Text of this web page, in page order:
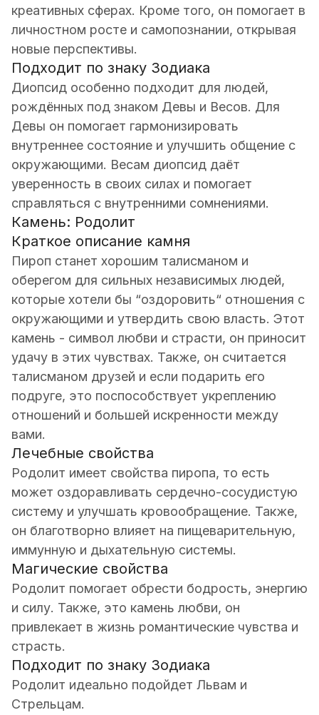
креативных сферах. Кроме того, он помогает в
личностном росте и самопознании, открывая
новые перспективы.
Подходит по знаку Зодиака
Диопсид особенно подходит для людей,
рождённых под знаком Девы и Весов. Для
Девы он помогает гармонизировать
внутреннее состояние и улучшить общение с
окружающими. Весам диопсид даёт
уверенность в своих силах и помогает
справляться с внутренними сомнениями.
Камень: Родолит
Краткое описание камня
Пироп станет хорошим талисманом и
оберегом для сильных независимых людей,
которые хотели бы “оздоровить“ отношения с
окружающими и утвердить свою власть. Этот
камень - символ любви и страсти, он приносит
удачу в этих чувствах. Также, он считается
талисманом друзей и если подарить его
подруге, это поспособствует укреплению
отношений и большей искренности между
вами.
Лечебные свойства
Родолит имеет свойства пиропа, то есть
может оздоравливать сердечно-сосудистую
систему и улучшать кровообращение. Также,
он благотворно влияет на пищеварительную,
иммунную и дыхательную системы.
Магические свойства
Родолит помогает обрести бодрость, энергию
и силу. Также, это камень любви, он
привлекает в жизнь романтические чувства и
страсть.
Подходит по знаку Зодиака
Родолит идеально подойдет Львам и
Стрельцам.